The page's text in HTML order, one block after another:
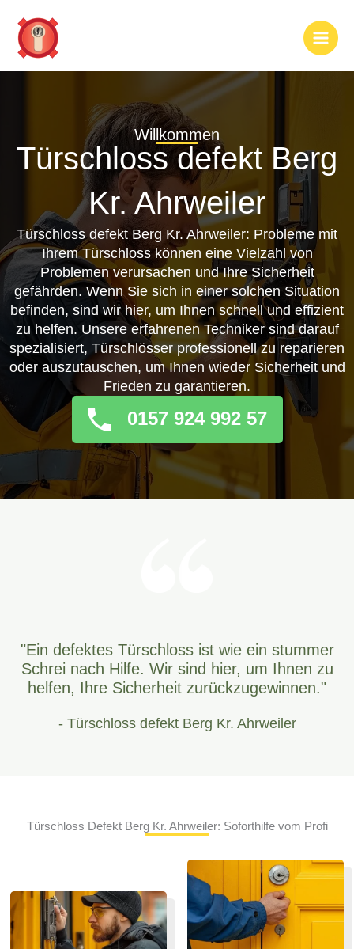
Inhalt
springen
Willkommen
Türschloss defekt Berg
Kr. Ahrweiler
Türschloss defekt Berg Kr. Ahrweiler: Probleme mit
Ihrem Türschloss können eine Vielzahl von
Problemen verursachen und Ihre Sicherheit
gefährden. Wenn Sie sich in einer solchen Situation
befinden, sind wir hier, um Ihnen schnell und effizient
zu helfen. Unsere erfahrenen Techniker sind darauf
spezialisiert, Türschlösser professionell zu reparieren
oder auszutauschen, um Ihnen wieder Sicherheit und
Frieden zu garantieren.
0157 924 992 57
"Ein defektes Türschloss ist wie ein stummer
Schrei nach Hilfe. Wir sind hier, um Ihnen zu
helfen, Ihre Sicherheit zurückzugewinnen."
- Türschloss defekt Berg Kr. Ahrweiler
Türschloss Defekt Berg Kr. Ahrweiler: Soforthilfe vom Profi